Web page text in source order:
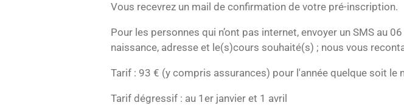
Vous recevrez un mail de confirmation de votre pré-inscription.
Pour les personnes qui n’ont pas internet, envoyer un SMS au
naissance, adresse et le(s)cours souhaité(s) ; nous vous
Tarif : 93 € (y compris assurances) pour l'année quelque soit le
Tarif dégressif : au 1er janvier et 1 avril